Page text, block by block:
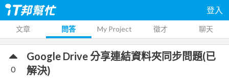
登入
文章 問答 My Project 徵才 聊天
Google Drive 分享連結資料夾同步問題(已
解決)
0